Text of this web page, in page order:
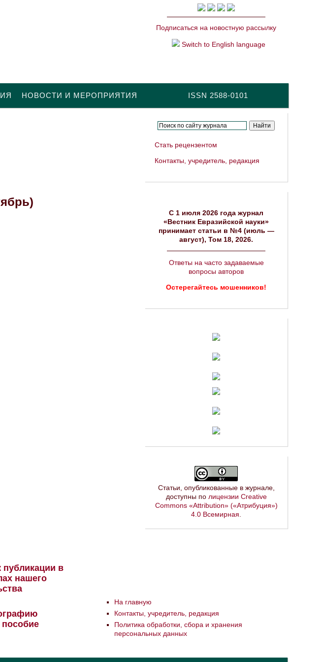
Подписаться на новостную рассылку
Switch to English language
ISSN 2588-0101
НОВОСТИ И МЕРОПРИЯТИЯ
Стать рецензентом
Контакты, учредитель, редакция
C 1 июля 2026 года журнал
«Вестник Евразийской науки»
принимает статьи в №4 (июль —
август), Том 18, 2026.
Ответы на часто задаваемые
вопросы авторов
Остерегайтесь мошенников!
Статьи, опубликованные в журнале,
доступны по лицензии Creative
Commons «Attribution» («Атрибуция»)
4.0 Всемирная
в
нашего
пособие
На главную
Контакты, учредитель, редакция
Политика обработки, сбора и хранения
персональных данных